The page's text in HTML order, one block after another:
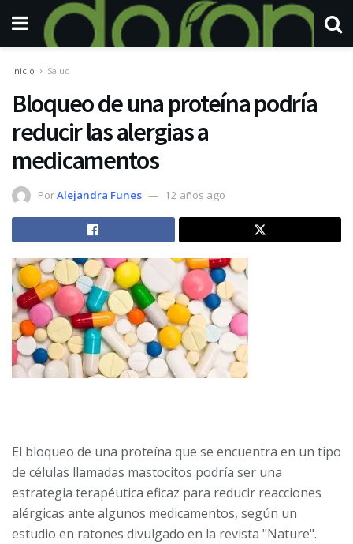
Inicio Salud
Bloqueo de una proteína podría
reducir las alergias a
medicamentos
PorAlejandra Funes 12 años ago
El bloqueo de una proteína que se encuentra en un tipo
de células llamadas mastocitos podría ser una
estrategia terapéutica eficaz para reducir reacciones
alérgicas ante algunos medicamentos, según un
estudio en ratones divulgado en la revista "Nature".